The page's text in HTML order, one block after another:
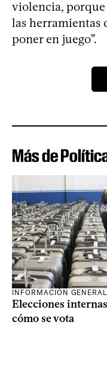
violencia, porque
las herramientas
poner en juego”.
Más de
INFORMACIÓN GENERAL
Elecciones
cómo se vota